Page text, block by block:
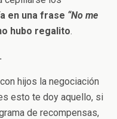
en una frase “No me
hubo regalito.
hijos la negociación
esto te doy aquello, si
de recompensas,